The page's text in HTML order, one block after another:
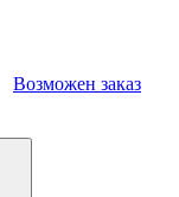
Возможен заказ